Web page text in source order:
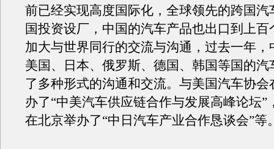
前已经实现高度国际化，全球领先的跨国汽
国投资设厂，中国的汽车产品也出口到上百
加大与世界同行的交流与沟通，过去一年，
美国、日本、俄罗斯、德国、韩国等国的汽
了多种形式的沟通和交流。与美国汽车协会
办了“中美汽车供应链合作与发展高峰论坛”
在北京举办了“中日汽车产业合作恳谈会”等